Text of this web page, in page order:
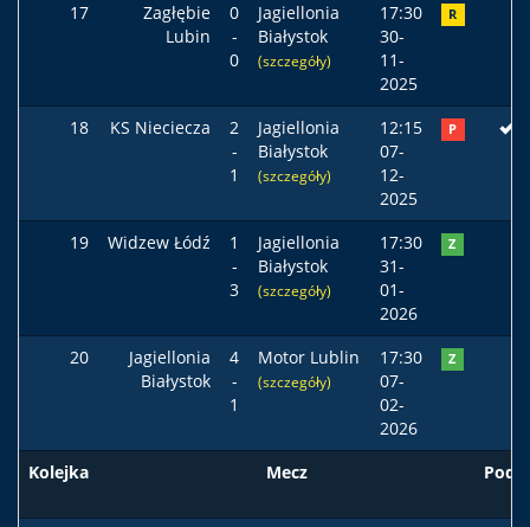
17
Zagłębie
Lubin
0
-
0
Jagiellonia
Białystok
(szczegóły)
17:30
30-
11-
2025
R
18 KS Nieciecza
2
-
1
Jagiellonia
Białystok
(szczegóły)
12:15
07-
12-
2025
P
19 Widzew Łódź
1
-
3
Jagiellonia
Białystok
(szczegóły)
17:30
31-
01-
2026
Z
20
Jagiellonia
Białystok
4
-
1
Motor Lublin
(szczegóły)
17:30
07-
02-
2026
Z
Kolejka Mecz Podst